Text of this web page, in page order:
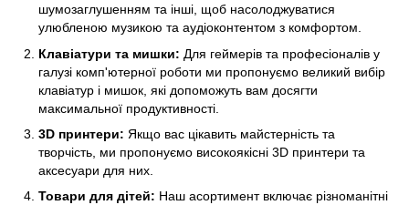
шумозаглушенням та інші, щоб насолоджуватися
улюбленою музикою та аудіоконтентом з комфортом.
Клавіатури та мишки: Для геймерів та професіоналів у
галузі комп'ютерної роботи ми пропонуємо великий вибір
клавіатур і мишок, які допоможуть вам досягти
максимальної продуктивності.
3D принтери: Якщо вас цікавить майстерність та
творчість, ми пропонуємо високоякісні 3D принтери та
аксесуари для них.
Товари для дітей: Наш асортимент включає різноманітні